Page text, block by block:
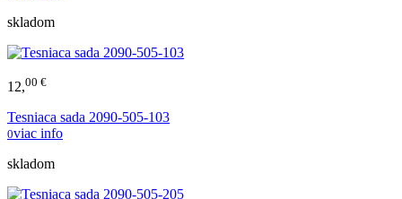
skladom
12,00 €
Tesniaca sada 2090-505-103
0viac info
skladom